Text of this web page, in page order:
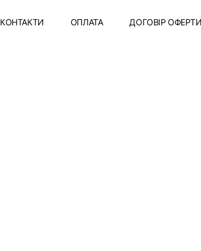
КОНТАКТИ ОПЛАТА ДОГОВІР